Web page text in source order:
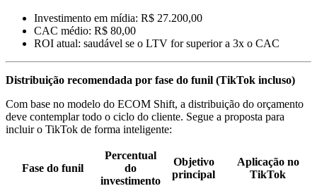
Investimento em mídia: R$ 27.200,00
CAC médio: R$ 80,00
ROI atual: saudável se o LTV for superior a 3x o CAC
Distribuição recomendada por fase do funil (TikTok incluso)
Com base no modelo do ECOM Shift, a distribuição do orçamento
deve contemplar todo o ciclo do cliente. Segue a proposta para
incluir o TikTok de forma inteligente:
Fase do funil
Percentual
do
investimento
Objetivo
principal
Aplicação no
TikTok